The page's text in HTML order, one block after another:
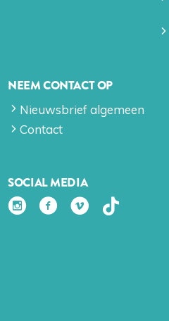
NEEM CONTACT OP
Nieuwsbrief algemeen
Contact
SOCIAL MEDIA